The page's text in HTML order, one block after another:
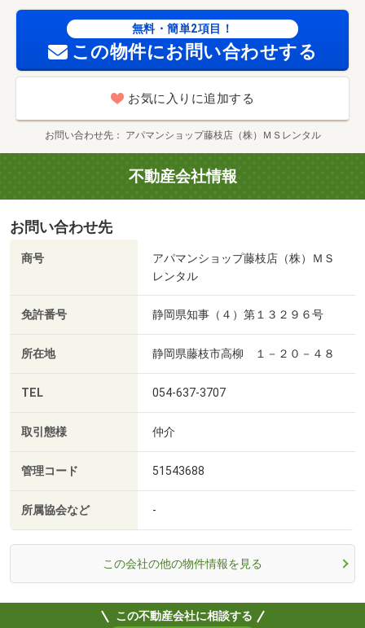
無料・簡単2項目！
この物件にお問い合わせする
お気に入りに追加する
お問い合わせ先 アパマンショップ藤枝店（株）ＭＳレンタル
不動産会社情報
お問い合わせ先
商号
アパマンショップ藤枝店（株）ＭＳ
レンタル
免許番号 静岡県知事（４）第１３２９６号
所在地 静岡県藤枝市高柳 １－２０－４８
TEL 054-637-3707
取引態様 仲介
管理コード 51543688
所属協会など -
この会社の他の物件情報を見る
この不動産会社に相談する